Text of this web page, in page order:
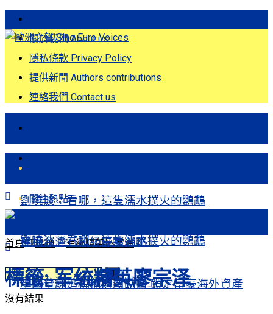
關於我們 About us
隱私條款 Privacy Policy
提供新聞 Authors contributions
連絡我們 Contact us
劉曉波：看哪，這隻濡水撲火的鸚鵡
建構台灣「超級豪豬戰略」
中國全球追稅補財政缺口 鎖定富豪海外資產
關注熱點
劉曉波：看哪，這隻濡水撲火的鸚鵡
建構台灣「超級豪豬戰略」
沒有結果
首頁 標籤 军统精英廖宗泽
標籤:军统精英廖宗泽